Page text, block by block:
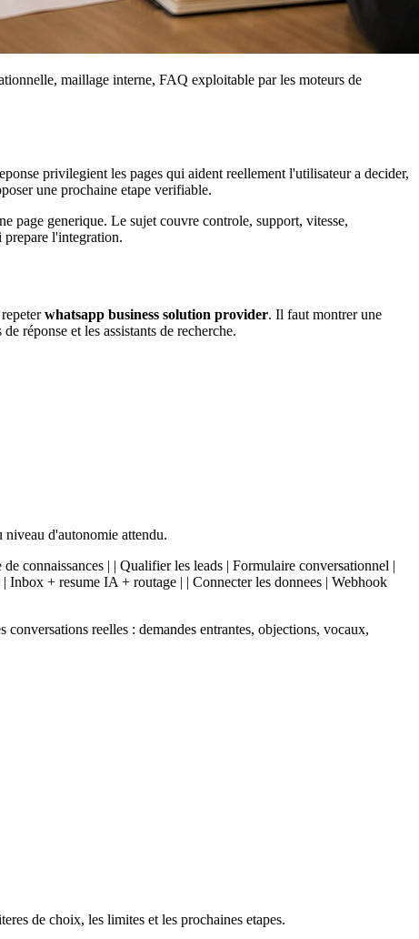
maillage interne, FAQ exploitable par les moteurs de
privilegient les pages qui aident reellement l'utilisateur a decider,
une prochaine etape verifiable.
page generique. Le sujet couvre controle, support, vitesse,
prepare l'integration.
whatsapp business solution provider. Il faut montrer une
réponse et les assistants de recherche.
d'autonomie attendu.
connaissances | | Qualifier les leads | Formulaire conversationnel |
+ resume IA + routage | | Connecter les donnees | Webhook
reelles : demandes entrantes, objections, vocaux,
de choix, les limites et les prochaines etapes.